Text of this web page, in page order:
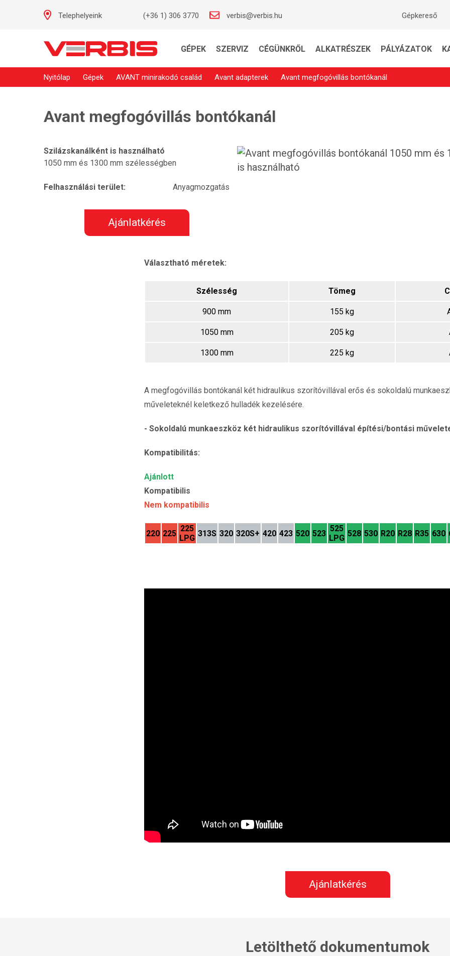
Telephelyeink (+36 1) 306 3770 verbis@verbis.hu Gépkereső
GÉPEK SZERVIZ CÉGÜNKRŐL ALKATRÉSZEK PÁLYÁZATOK
Nyitólap Gépek AVANT minirakodó család Avant adapterek Avant megfogóvillás bontókanál
Avant megfogóvillás bontókanál
Szilázskanálként is használható
1050 mm és 1300 mm szélességben
Felhasználási terület: Anyagmozgatás
Ajánlatkérés
Választható méretek:
Szélesség Tömeg
900 mm 155 kg
1050 mm 205 kg
1300 mm 225 kg
A megfogóvillás bontókanál két hidraulikus szorítóvillával erős és sokoldalú
műveleteknél keletkező hulladék kezelésére.
- Sokoldalú munkaeszköz két hidraulikus szorítóvillával építési/bontási
Kompatibilitás:
Ajánlott
Kompatibilis
Nem kompatibilis
220 225 225
LPG 313S 320 320S+ 420 423 520 523 525
LPG 528 530 R20 R28 R35 630
Ajánlatkérés
Letölthető dokumentumok